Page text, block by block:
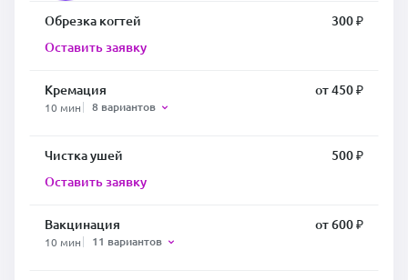
Обрезка когтей
300 ₽
Оставить заявку
Кремация
10 мин 8 вариантов
от 450 ₽
Чистка ушей
500 ₽
Оставить заявку
Вакцинация
10 мин 11 вариантов
от 600 ₽